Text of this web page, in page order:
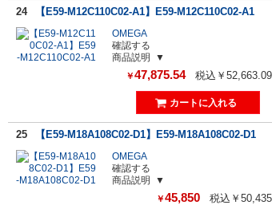
24 【E59-M12C110C02-A1】E59-M12C110C02-A1
OMEGA
確認する
商品説明
￥47,875.54 税込￥52,663.09
25 【E59-M18A108C02-D1】E59-M18A108C02-D1
OMEGA
確認する
商品説明
￥45,850 税込￥50,435